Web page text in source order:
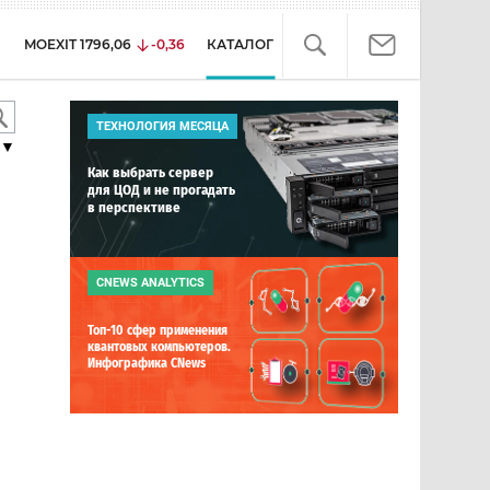
MOEXIT 1796,06 -0,36 КАТАЛОГ
▼
ТЕХНОЛОГИЯ МЕСЯЦА
Как выбрать сервер
для ЦОД и не прогадать
в перспективе
CNEWS ANALYTICS
Топ-10 сфер применения
квантовых компьютеров.
Инфографика CNews